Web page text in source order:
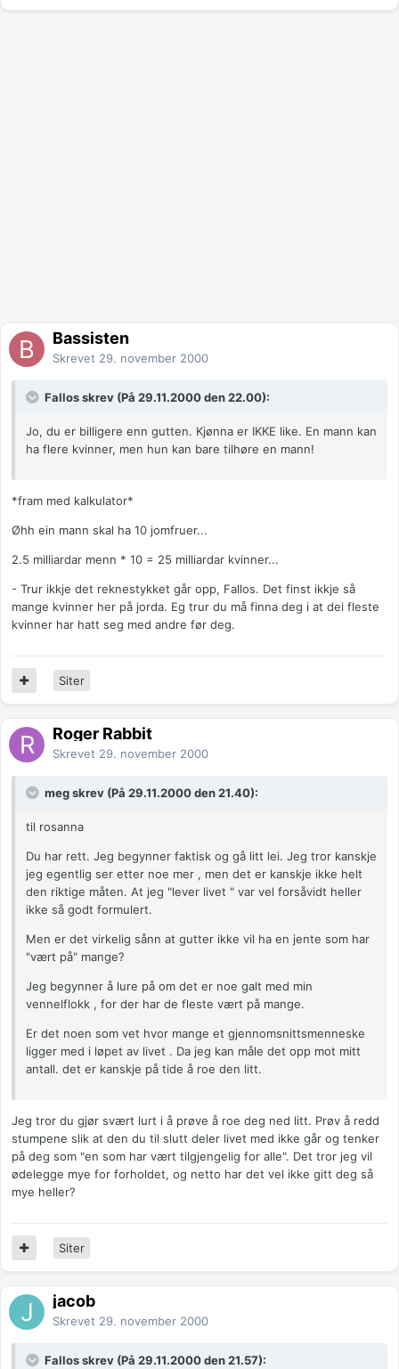
Bassisten
Skrevet 29. november 2000
Fallos skrev (På 29.11.2000 den 22.00):
Jo, du er billigere enn gutten. Kjønna er IKKE like. En mann kan
ha flere kvinner, men hun kan bare tilhøre en mann!
*fram med kalkulator*
Øhh ein mann skal ha 10 jomfruer...
2.5 milliardar menn * 10 = 25 milliardar kvinner...
- Trur ikkje det reknestykket går opp, Fallos. Det finst ikkje så
mange kvinner her på jorda. Eg trur du må finna deg i at dei fleste
kvinner har hatt seg med andre før deg.
Siter
Roger Rabbit
Skrevet 29. november 2000
meg skrev (På 29.11.2000 den 21.40):
til rosanna
Du har rett. Jeg begynner faktisk og gå litt lei. Jeg tror kanskje
jeg egentlig ser etter noe mer , men det er kanskje ikke helt
den riktige måten. At jeg "lever livet " var vel forsåvidt heller
ikke så godt formulert.
Men er det virkelig sånn at gutter ikke vil ha en jente som har
"vært på" mange?
Jeg begynner å lure på om det er noe galt med min
vennelflokk , for der har de fleste vært på mange.
Er det noen som vet hvor mange et gjennomsnittsmenneske
ligger med i løpet av livet . Da jeg kan måle det opp mot mitt
antall. det er kanskje på tide å roe den litt.
Jeg tror du gjør svært lurt i å prøve å roe deg ned litt. Prøv å redd
stumpene slik at den du til slutt deler livet med ikke går og tenker
på deg som "en som har vært tilgjengelig for alle". Det tror jeg vil
ødelegge mye for forholdet, og netto har det vel ikke gitt deg så
mye heller?
Siter
jacob
Skrevet 29. november 2000
Fallos skrev (På 29.11.2000 den 21.57):